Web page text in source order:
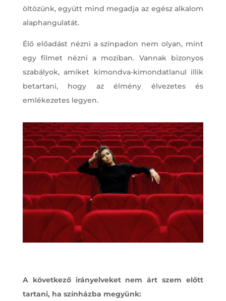
öltözünk, együtt mind megadja az egész alkalom
alaphangulatát.
Élő előadást nézni a színpadon nem olyan, mint
egy filmet nézni a moziban. Vannak bizonyos
szabályok, amiket kimondva-kimondatlanul illik
betartani, hogy az élmény élvezetes és
emlékezetes legyen.
A következő irányelveket nem árt szem előtt
tartani, ha színházba megyünk: